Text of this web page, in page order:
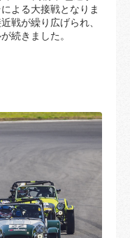
よる大接戦となりま
戦が繰り広げられ、
続きました。